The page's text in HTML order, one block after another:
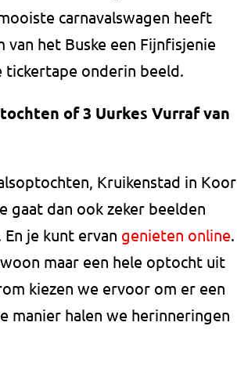
carnavalswagen heeft
het Buske een Fijnfisjenie
tickertape onderin beeld.
of 3 Uurkes Vurraf van
Kruikenstad in Koor
gaat dan ook zeker beelden
je kunt ervan genieten online.
maar een hele optocht uit
kiezen we ervoor om er een
manier halen we herinneringen